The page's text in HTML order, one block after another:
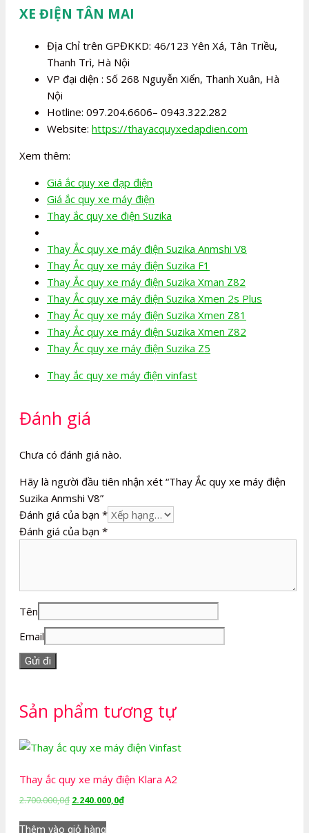
XE ĐIỆN TÂN MAI
Địa Chỉ trên GPĐKKD: 46/123 Yên Xá, Tân Triều,
Thanh Trì, Hà Nội
VP đại diện : Số 268 Nguyễn Xiển, Thanh Xuân, Hà
Nội
Hotline: 097.204.6606– 0943.322.282
Website: https://thayacquyxedapdien.com
Xem thêm:
Giá ắc quy xe đạp điện
Giá ắc quy xe máy điện
Thay ắc quy xe điện Suzika
Thay Ắc quy xe máy điện Suzika Anmshi V8
Thay Ắc quy xe máy điện Suzika F1
Thay Ắc quy xe máy điện Suzika Xman Z82
Thay Ắc quy xe máy điện Suzika Xmen 2s Plus
Thay Ắc quy xe máy điện Suzika Xmen Z81
Thay Ắc quy xe máy điện Suzika Xmen Z82
Thay Ắc quy xe máy điện Suzika Z5
Thay ắc quy xe máy điện vinfast
Đánh giá
Chưa có đánh giá nào.
Hãy là người đầu tiên nhận xét “Thay Ắc quy xe máy điện
Suzika Anmshi V8”
Đánh giá của bạn *
Đánh giá của bạn *
Tên
Email
Sản phẩm tương tự
Thay ắc quy xe máy điện Klara A2
2.700.000,0₫ Giá
là:
2.240.000,0₫Giá
Thêm vào giỏ hàng